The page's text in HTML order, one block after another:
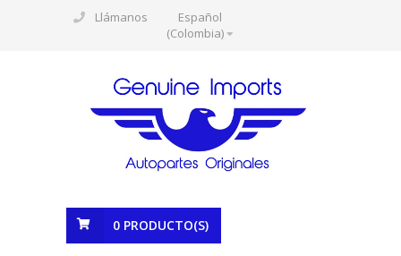
Llámanos
Español
(Colombia)
0 PRODUCTO(S)